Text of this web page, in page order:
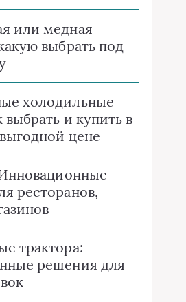
или медная
выбрать под
холодильные
и купить в
цене
ресторанов,
трактора:
решения для